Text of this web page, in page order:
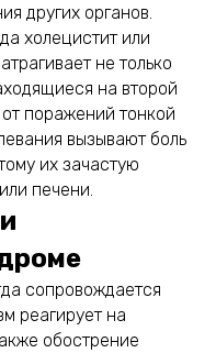
других органов.
холецистит или
не только
на второй
поражений тонкой
вызывают боль
их зачастую
печени.
сопровождается
реагирует на
обострение